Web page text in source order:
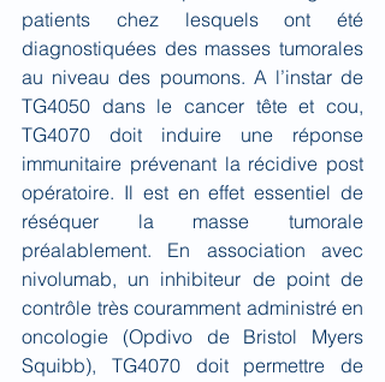
patients chez lesquels ont été
diagnostiquées des masses tumorales
au niveau des poumons. A l’instar de
TG4050 dans le cancer tête et cou,
TG4070 doit induire une réponse
immunitaire prévenant la récidive post
opératoire. Il est en effet essentiel de
réséquer la masse tumorale
préalablement. En association avec
nivolumab, un inhibiteur de point de
contrôle très couramment administré en
oncologie (Opdivo de Bristol Myers
Squibb), TG4070 doit permettre de